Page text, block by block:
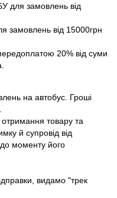
для замовлень від
замовлень від 15000грн
20% від суми
на автобус. Гроші
товару та
й супровід від
моменту його
видамо "трек